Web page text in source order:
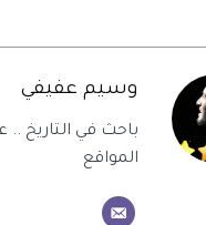
وسيم عفيفي
باحث في التاريخ ..
المواقع